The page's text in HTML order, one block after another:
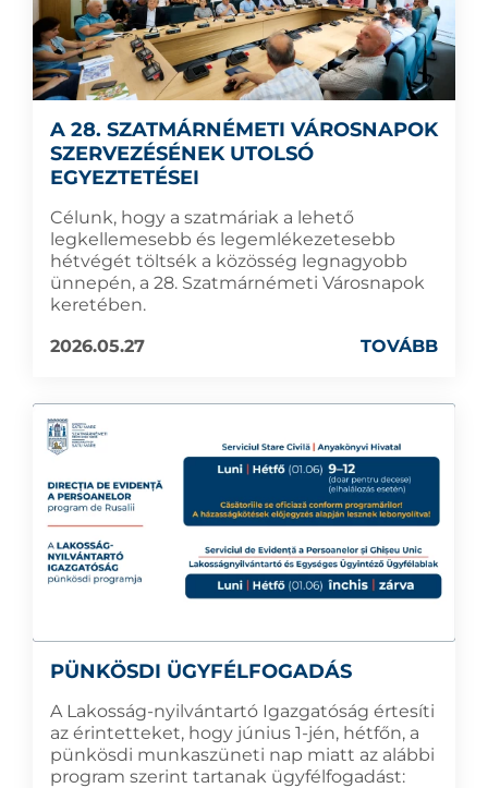
A 28. SZATMÁRNÉMETI VÁROSNAPOK
SZERVEZÉSÉNEK UTOLSÓ
EGYEZTETÉSEI
Célunk, hogy a szatmáriak a lehető
legkellemesebb és legemlékezetesebb
hétvégét töltsék a közösség legnagyobb
ünnepén, a 28. Szatmárnémeti Városnapok
keretében.
2026.05.27
TOVÁBB
PÜNKÖSDI ÜGYFÉLFOGADÁS
A Lakosság-nyilvántartó Igazgatóság értesíti
az érintetteket, hogy június 1-jén, hétfőn, a
pünkösdi munkaszüneti nap miatt az alábbi
program szerint tartanak ügyfélfogadást: